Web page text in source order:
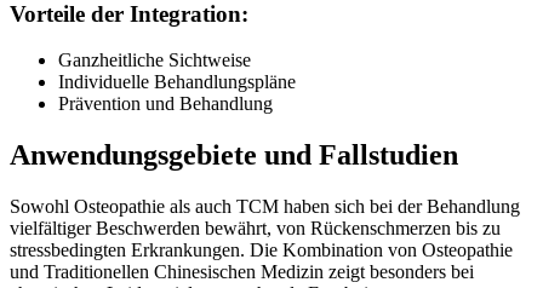
Vorteile der Integration:
Ganzheitliche Sichtweise
Individuelle Behandlungspläne
Prävention und Behandlung
Anwendungsgebiete und Fallstudien
Sowohl Osteopathie als auch TCM haben sich bei der Behandlung
vielfältiger Beschwerden bewährt, von Rückenschmerzen bis zu
stressbedingten Erkrankungen. Die Kombination von Osteopathie
und Traditionellen Chinesischen Medizin zeigt besonders bei